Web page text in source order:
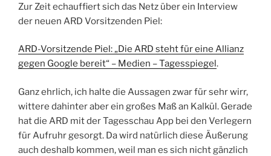
Zur Zeit echauffiert sich das Netz über ein Interview
der neuen ARD Vorsitzenden Piel:
ARD-Vorsitzende Piel: „Die ARD steht für eine Allianz
gegen Google bereit“ – Medien – Tagesspiegel .
Ganz ehrlich, ich halte die Aussagen zwar für sehr wirr,
wittere dahinter aber ein großes Maß an Kalkül. Gerade
hat die ARD mit der Tagesschau App bei den Verlegern
für Aufruhr gesorgt. Da wird natürlich diese Äußerung
auch deshalb kommen, weil man es sich nicht gänzlich